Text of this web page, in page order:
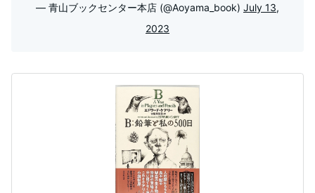
— 青山ブックセンター本店 (@Aoyama_book) July 13,
2023